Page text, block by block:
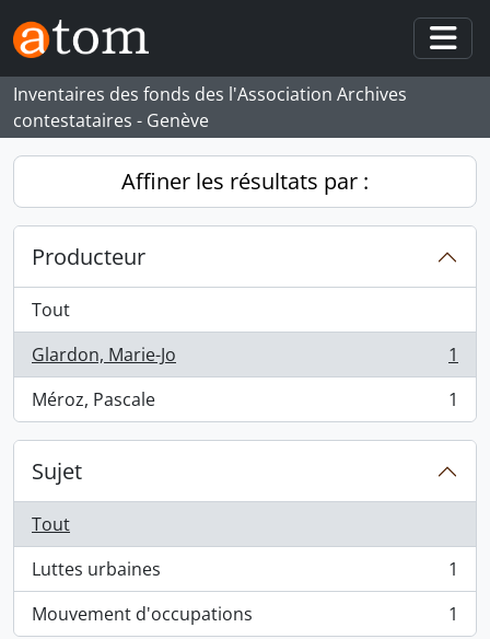
Skip to main content
Inventaires des fonds des l'Association Archives
contestataires - Genève
Affiner les résultats par :
Producteur
Tout
Glardon, Marie-Jo
, 1 résultats
1
Méroz, Pascale
, 1 résultats 1
Sujet
Tout
Luttes urbaines
, 1 résultats
1
Mouvement d'occupations
, 1 résultats 1